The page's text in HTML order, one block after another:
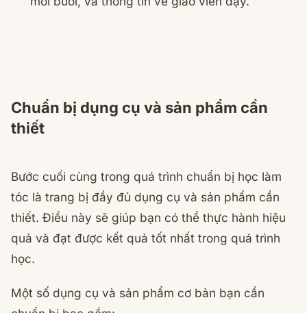
Chuẩn bị dụng cụ và sản phẩm cần
thiết
Bước cuối cùng trong quá trình chuẩn bị học làm
tóc là trang bị đầy đủ dụng cụ và sản phẩm cần
thiết. Điều này sẽ giúp bạn có thể thực hành hiệu
quả và đạt được kết quả tốt nhất trong quá trình
học.
Một số dụng cụ và sản phẩm cơ bản bạn cần